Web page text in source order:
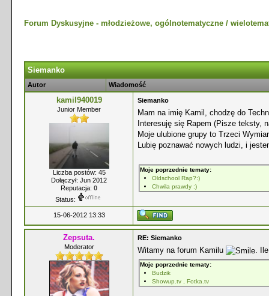
Forum Dyskusyjne - młodzieżowe, ogólnotematyczne /
Siemanko
Autor Wiadomość
kamil940019
Junior Member
Liczba postów: 45
Dołączył: Jun 2012
Reputacja: 0
Status:
Siemanko
Mam na imię Kamil, chodzę do
Interesuję się Rapem (Pisze teksty,
Moje ulubione grupy to Trzeci
Lubię poznawać nowych ludzi, i
Moje poprzednie tematy:
Oldschool Rap?:)
Chwila prawdy :)
15-06-2012 13:33
Zepsuta.
Moderator
RE: Siemanko
Witamy na forum Kamilu .
Moje poprzednie tematy:
Budzik
Showup.tv , Fotka.tv